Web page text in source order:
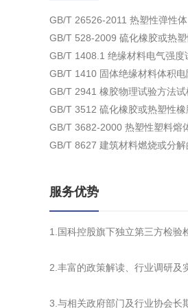
GB/T 26526-2011 热塑性弹性
GB/T 528-2009 硫化橡胶或热
GB/T 1408.1 绝缘材料电气强
GB/T 1410 固体绝缘材料体积
GB/T 2941 橡胶物理试验方法
GB/T 3512 硫化橡胶或热塑性
GB/T 3682-2000 热塑性塑料熔
GB/T 8627 建筑材料燃烧或分
服务优势
1.国科控股旗下独立第三方检验
2.丰富的政策解读、行业调研及
3.与相关政府部门及行业协会长